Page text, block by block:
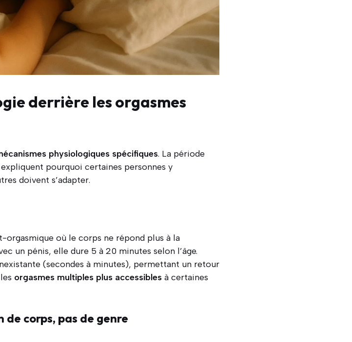
derrière les orgasmes
physiologiques spécifiques. La période
pourquoi certaines personnes y
doivent s’adapter.
où le corps ne répond plus à la
un pénis, elle dure 5 à 20 minutes selon l’âge.
(secondes à minutes), permettant un retour
orgasmes multiples plus accessibles à certaines
de corps, pas de genre